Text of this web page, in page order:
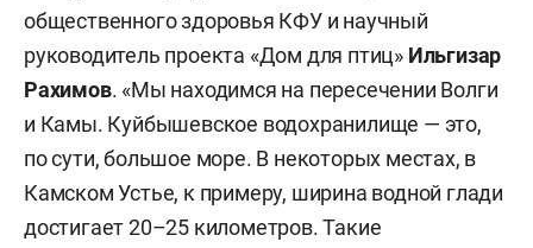
общественного здоровья КФУ и научный
руководитель проекта «Дом для птиц» Ильгизар
Рахимов. «Мы находимся на пересечении Волги
и Камы. Куйбышевское водохранилище — это,
по сути, большое море. В некоторых местах, в
Камском Устье, к примеру, ширина водной глади
достигает 20–25 километров. Такие